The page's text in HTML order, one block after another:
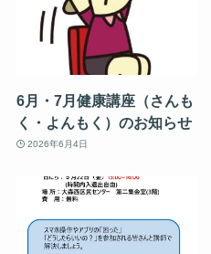
6月・7月健康講座（さんも
く・よんもく）のお知らせ
2026年6月4日